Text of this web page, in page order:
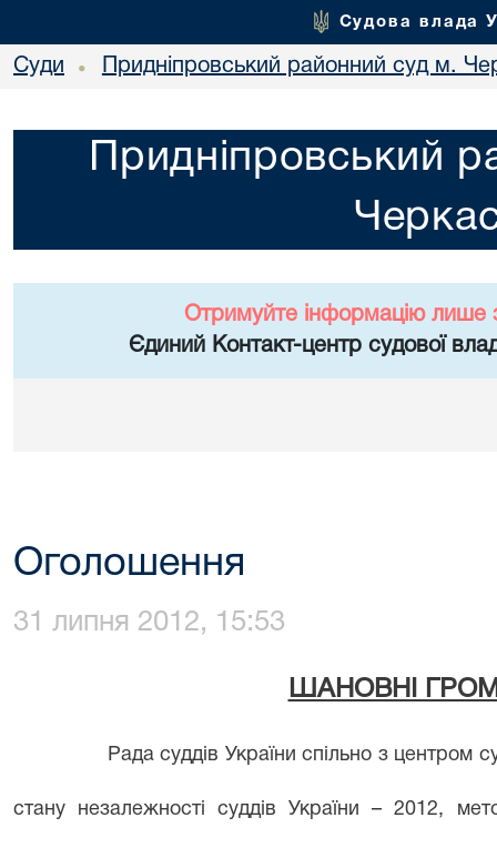
Судова влада
Суди • Придніпровський районний суд м.
Придніпровський
Отримуйте інформацію лише
Єдиний Контакт-центр судової
Оголошення
31 липня 2012, 15:53
ШАНОВНІ
Рада суддів України спільно з центром
стану незалежності суддів України – 2012,